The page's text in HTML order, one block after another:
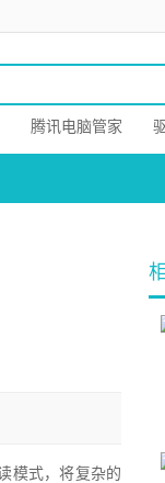
腾讯电脑管家
模式，将复杂的